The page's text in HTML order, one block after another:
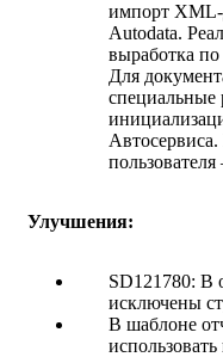
импорт XML-
Autodata.
выработка по
Для
специальные
Улучшения:
SD121780: В
исключены
В шаблоне